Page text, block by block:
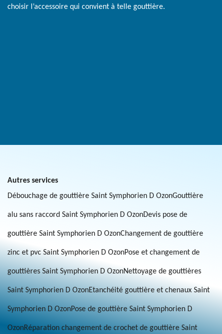
choisir l’accessoire qui convient à telle gouttière.
Autres services
Débouchage de gouttière Saint Symphorien D OzonGouttière
alu sans raccord Saint Symphorien D OzonDevis pose de
gouttière Saint Symphorien D OzonChangement de gouttière
zinc et pvc Saint Symphorien D OzonPose et changement de
gouttières Saint Symphorien D OzonNettoyage de gouttières
Saint Symphorien D OzonEtanchéité gouttière et chenaux Saint
Symphorien D OzonPose de gouttière Saint Symphorien D
OzonRéparation changement de crochet de gouttière Saint